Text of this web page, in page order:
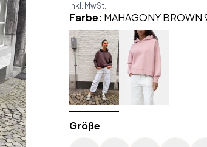
inkl. MwSt.
Farbe: MAHAGONY BROWN
Größe